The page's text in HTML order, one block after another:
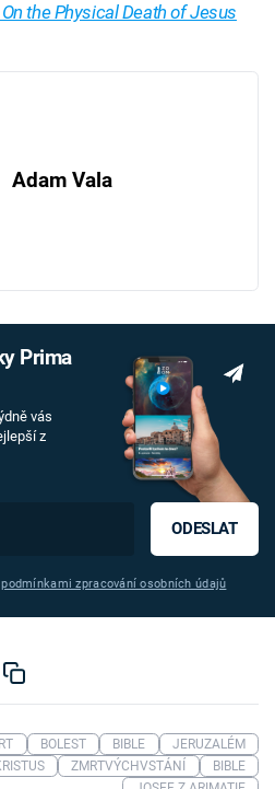
On the Physical Death of Jesus
Adam Vala
Prima
vás
z
ODESLAT
podmínkami zpracování osobních údajů
BOLEST BIBLE
JERUZALÉM
ZMRTVÝCHVSTÁNÍ
BIBLE